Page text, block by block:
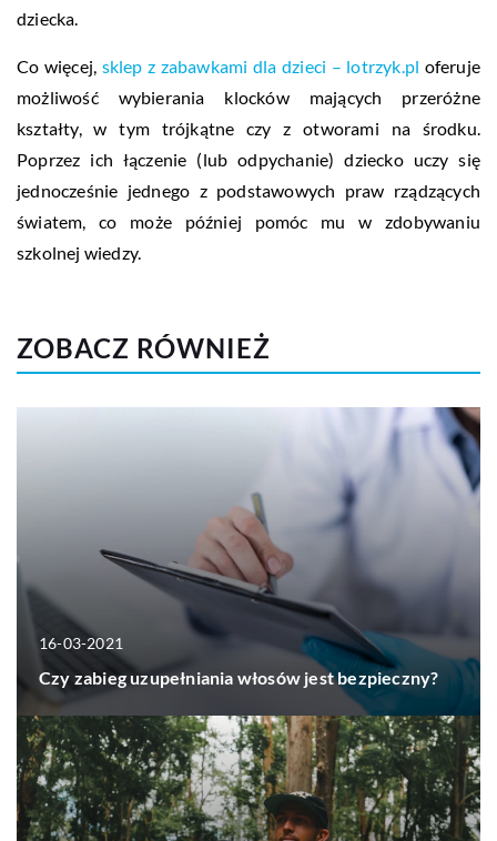
dziecka.
Co więcej, sklep z zabawkami dla dzieci – lotrzyk.pl oferuje
możliwość wybierania klocków mających przeróżne
kształty, w tym trójkątne czy z otworami na środku.
Poprzez ich łączenie (lub odpychanie) dziecko uczy się
jednocześnie jednego z podstawowych praw rządzących
światem, co może później pomóc mu w zdobywaniu
szkolnej wiedzy.
ZOBACZ RÓWNIEŻ
16-03-2021
Czy zabieg uzupełniania włosów jest bezpieczny?